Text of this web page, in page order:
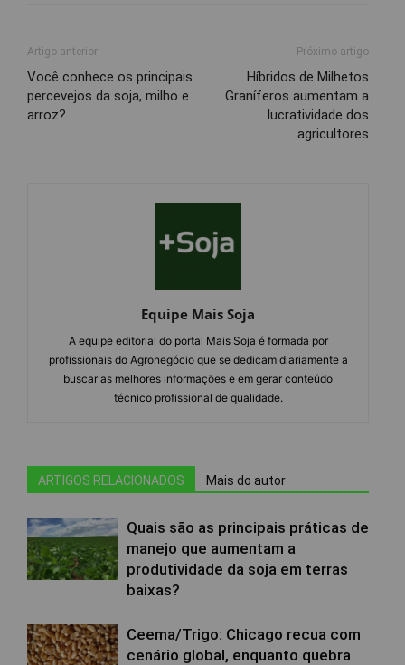
Artigo anterior
Você conhece os principais
percevejos da soja, milho e
arroz?
Próximo artigo
Híbridos de Milhetos
Graníferos aumentam a
lucratividade dos
agricultores
Equipe Mais Soja
A equipe editorial do portal Mais Soja é formada por
profissionais do Agronegócio que se dedicam diariamente a
buscar as melhores informações e em gerar conteúdo
técnico profissional de qualidade.
ARTIGOS RELACIONADOS Mais do autor
Quais são as principais práticas de
manejo que aumentam a
produtividade da soja em terras
baixas?
Ceema/Trigo: Chicago recua com
cenário global, enquanto quebra